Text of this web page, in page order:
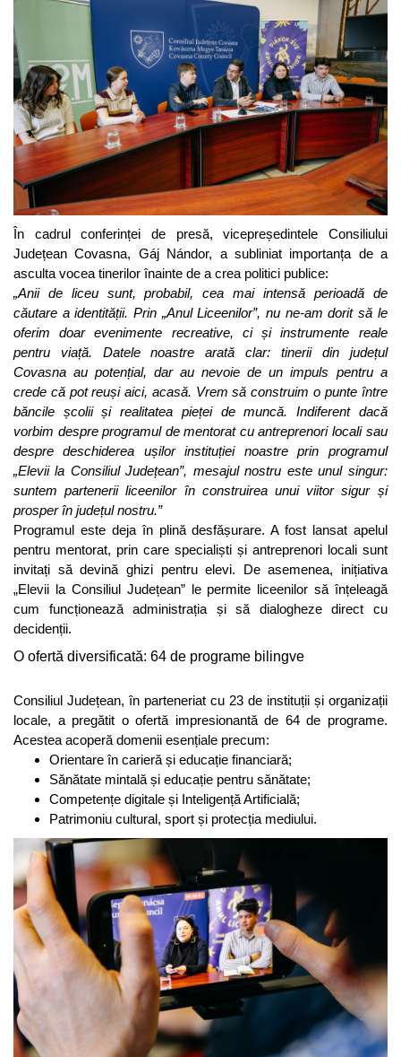
În cadrul conferinței de presă, vicepreședintele Consiliului
Județean Covasna, Gáj Nándor, a subliniat importanța de a
asculta vocea tinerilor înainte de a crea politici publice:
„Anii de liceu sunt, probabil, cea mai intensă perioadă de
căutare a identității. Prin „Anul Liceenilor”, nu ne-am dorit să le
oferim doar evenimente recreative, ci și instrumente reale
pentru viață. Datele noastre arată clar: tinerii din județul
Covasna au potențial, dar au nevoie de un impuls pentru a
crede că pot reuși aici, acasă. Vrem să construim o punte între
băncile școlii și realitatea pieței de muncă. Indiferent dacă
vorbim despre programul de mentorat cu antreprenori locali sau
despre deschiderea ușilor instituției noastre prin programul
„Elevii la Consiliul Județean”, mesajul nostru este unul singur:
suntem partenerii liceenilor în construirea unui viitor sigur și
prosper în județul nostru.”
Programul este deja în plină desfășurare. A fost lansat apelul
pentru mentorat, prin care specialiști și antreprenori locali sunt
invitați să devină ghizi pentru elevi. De asemenea, inițiativa
„Elevii la Consiliul Județean” le permite liceenilor să înțeleagă
cum funcționează administrația și să dialogheze direct cu
decidenții.
O ofertă diversificată: 64 de programe bilingve
Consiliul Județean, în parteneriat cu 23 de instituții și organizații
locale, a pregătit o ofertă impresionantă de 64 de programe.
Acestea acoperă domenii esențiale precum:
Orientare în carieră și educație financiară;
Sănătate mintală și educație pentru sănătate;
Competențe digitale și Inteligență Artificială;
Patrimoniu cultural, sport și protecția mediului.